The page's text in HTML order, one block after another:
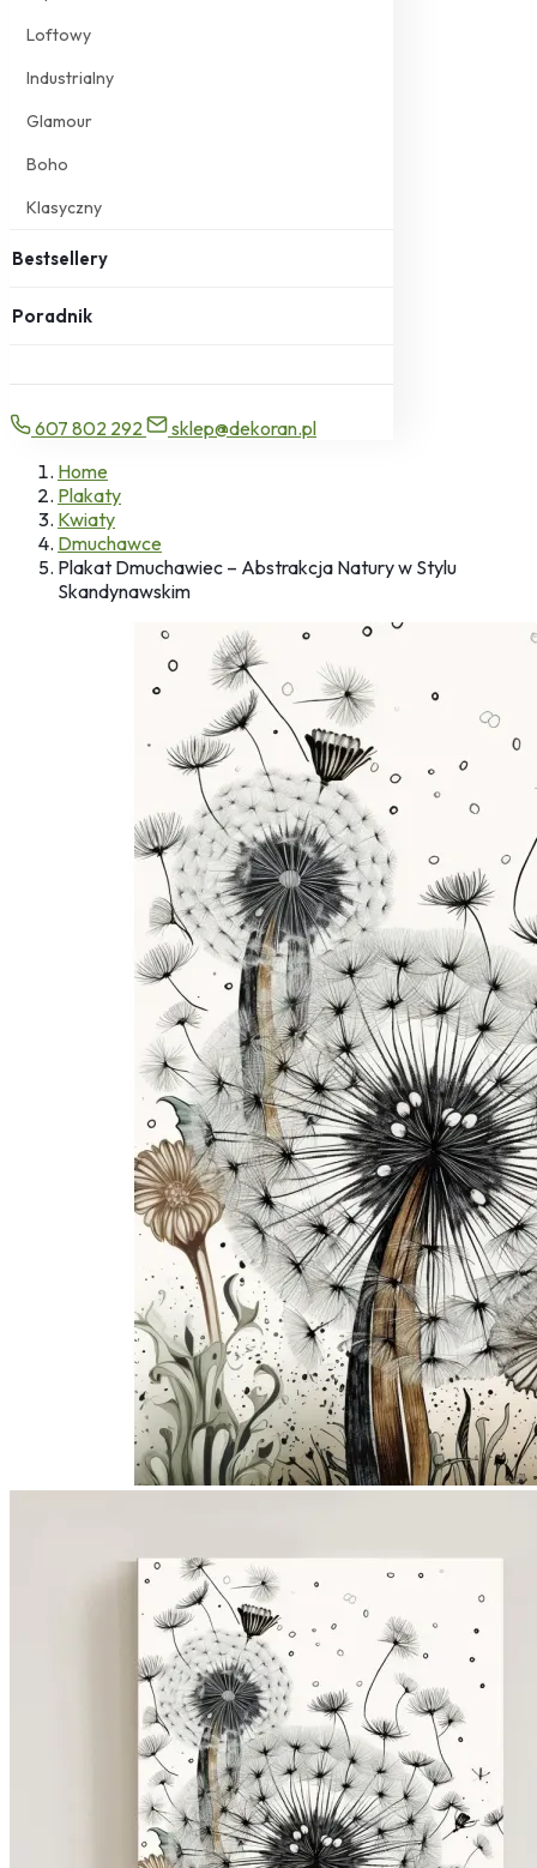
Loftowy
Industrialny
Glamour
Boho
Klasyczny
Bestsellery
Poradnik
607 802 292
sklep@dekoran.pl
Home
Plakaty
Kwiaty
Dmuchawce
Plakat Dmuchawiec – Abstrakcja Natury w Stylu
Skandynawskim